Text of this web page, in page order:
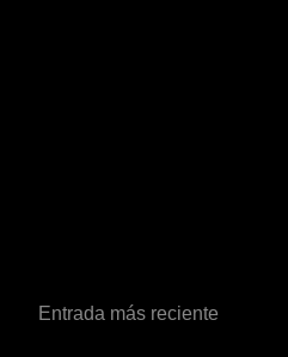
Entrada más reciente